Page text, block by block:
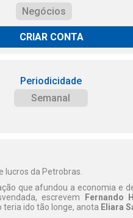
Negócios
CRIAR CONTA
Periodicidade
Semanal
lucros da Petrobras.
que afundou a economia e
escrevem
Fernando
teria ido tão longe, anota Eliara